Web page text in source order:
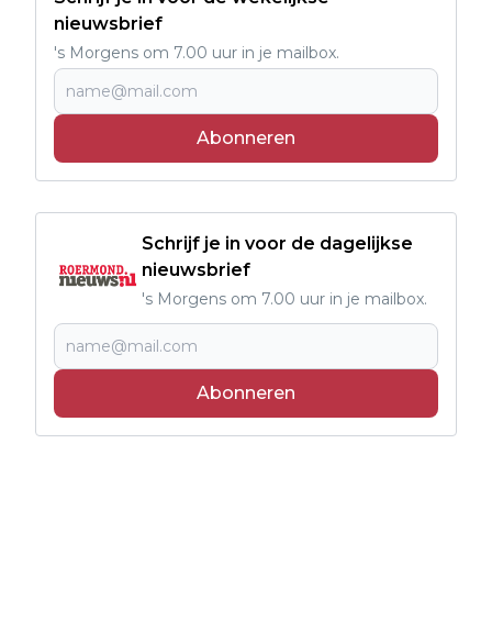
nieuwsbrief
's Morgens om 7.00 uur in je mailbox.
Abonneren
Schrijf je in voor de dagelijkse
nieuwsbrief
's Morgens om 7.00 uur in je mailbox.
Abonneren